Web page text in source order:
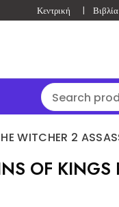
Κεντρική Βιβλία
WITCHER 2
OF KINGS